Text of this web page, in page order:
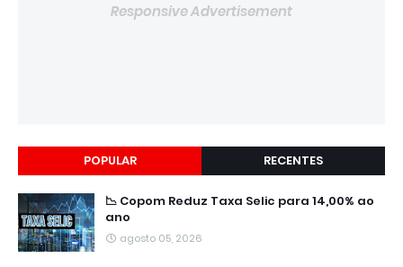
Responsive Advertisement
POPULAR RECENTES
📉 Copom Reduz Taxa Selic para 14,00% ao
ano
agosto 05, 2026